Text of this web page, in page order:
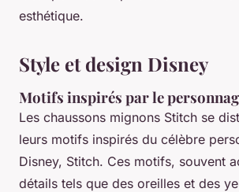
esthétique.
Style et design Disney
Motifs inspirés par le
Les chaussons mignons Stitch se
leurs motifs inspirés du célèbre
Disney, Stitch. Ces motifs, souvent
détails tels que des oreilles et des